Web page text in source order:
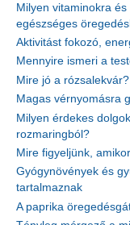
Milyen vitaminokra
egészséges
Aktivitást fokozó,
Mennyire ismeri a
Mire jó a rózsalekvár?
Magas vérnyomásra
Milyen érdekes
rozmaringból?
Mire figyeljünk,
Gyógynövények és
tartalmaznak
A paprika